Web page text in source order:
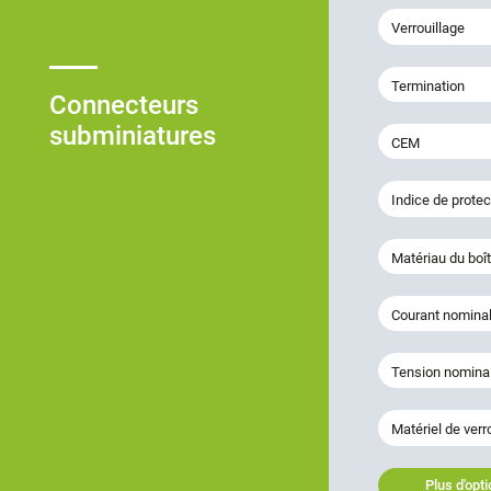
Connecteurs
subminiatures
Verrouillage
Termination
CEM
Indice de
Matériau du
Courant
Tension
Matériel de